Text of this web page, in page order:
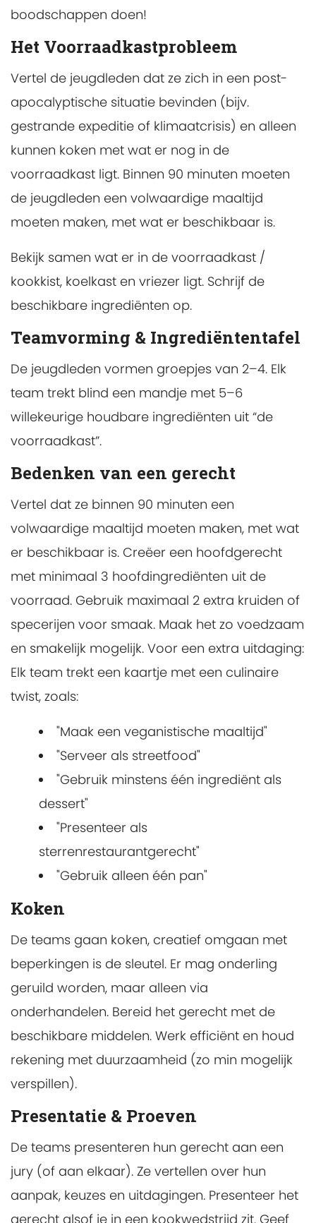
boodschappen doen!
Het Voorraadkastprobleem
Vertel de jeugdleden dat ze zich in een post-
apocalyptische situatie bevinden (bijv.
gestrande expeditie of klimaatcrisis) en alleen
kunnen koken met wat er nog in de
voorraadkast ligt. Binnen 90 minuten moeten
de jeugdleden een volwaardige maaltijd
moeten maken, met wat er beschikbaar is.
Bekijk samen wat er in de voorraadkast /
kookkist, koelkast en vriezer ligt. Schrijf de
beschikbare ingrediënten op.
Teamvorming & Ingrediëntentafel
De jeugdleden vormen groepjes van 2–4. Elk
team trekt blind een mandje met 5–6
willekeurige houdbare ingrediënten uit “de
voorraadkast”.
Bedenken van een gerecht
Vertel dat ze binnen 90 minuten een
volwaardige maaltijd moeten maken, met wat
er beschikbaar is. Creëer een hoofdgerecht
met minimaal 3 hoofdingrediënten uit de
voorraad. Gebruik maximaal 2 extra kruiden of
specerijen voor smaak. Maak het zo voedzaam
en smakelijk mogelijk. Voor een extra uitdaging:
Elk team trekt een kaartje met een culinaire
twist, zoals:
"Maak een veganistische maaltijd"
"Serveer als streetfood"
"Gebruik minstens één ingrediënt als
dessert"
"Presenteer als
sterrenrestaurantgerecht"
"Gebruik alleen één pan"
Koken
De teams gaan koken, creatief omgaan met
beperkingen is de sleutel. Er mag onderling
geruild worden, maar alleen via
onderhandelen. Bereid het gerecht met de
beschikbare middelen. Werk efficiënt en houd
rekening met duurzaamheid (zo min mogelijk
verspillen).
Presentatie & Proeven
De teams presenteren hun gerecht aan een
jury (of aan elkaar). Ze vertellen over hun
aanpak, keuzes en uitdagingen. Presenteer het
gerecht alsof je in een kookwedstrijd zit. Geef